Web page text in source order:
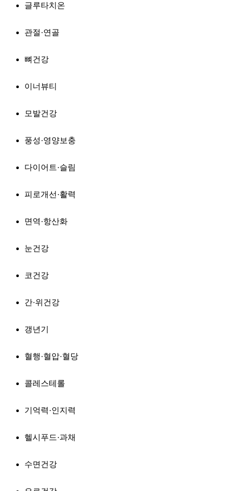
글루타치온
관절·연골
뼈건강
이너뷰티
모발건강
풍성·영양보충
다이어트·슬림
피로개선·활력
면역·항산화
눈건강
코건강
간·위건강
갱년기
혈행·혈압·혈당
콜레스테롤
기억력·인지력
헬시푸드·과채
수면건강